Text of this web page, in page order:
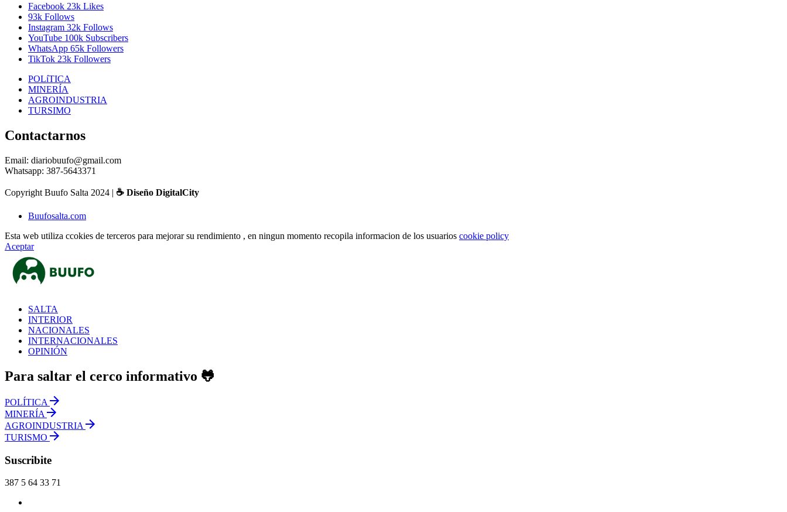
Facebook 23k Likes
93k Follows
Instagram 32k Follows
YouTube 100k Subscribers
WhatsApp 65k Followers
TikTok 23k Followers
POLíTICA
MINERÍA
AGROINDUSTRIA
TURSIMO
Contactarnos
Email: diariobuufo@gmail.com
Whatsapp: 387-5643371
Copyright Buufo Salta 2024 | ☕ Diseño DigitalCity
Buufosalta.com
Esta web utiliza ccokies de terceros para mejorar su rendimiento , en ningun momento recopila informacion de los usuarios cookie policy
Aceptar
SALTA
INTERIOR
NACIONALES
INTERNACIONALES
OPINIÓN
Para saltar el cerco informativo 🐸
POLÍTICA
MINERÍA
AGROINDUSTRIA
TURISMO
Suscribite
387 5 64 33 71